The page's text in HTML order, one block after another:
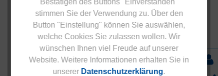
stimmen Sie der Verwendung zu. Über den
Button "Einstellung" können Sie auswählen,
welche Cookies Sie zulassen wollen. Wir
wünschen Ihnen viel Freude auf unserer
Website. Weitere Informationen erhalten Sie in
unserer Datenschutzerklärung.